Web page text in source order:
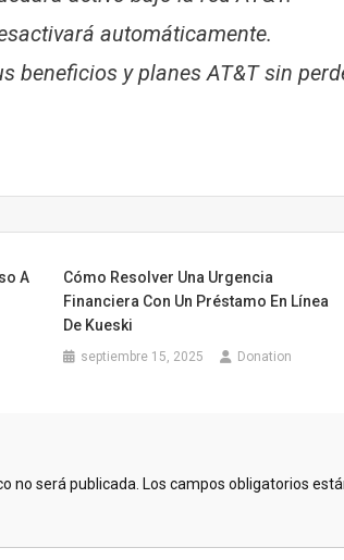
automáticamente.
beneficios y planes AT&T sin
A
Cómo Resolver Una Urgencia
Financiera Con Un Préstamo En Línea
De Kueski
septiembre 15, 2025 Donation
no será publicada. Los campos obligatorios